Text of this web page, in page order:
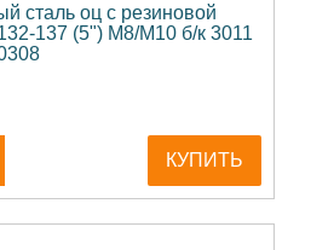
сталь оц с резиновой
137 (5") М8/М10 б/к 3011
КУПИТЬ